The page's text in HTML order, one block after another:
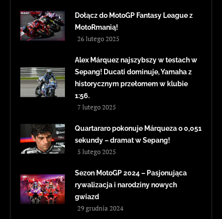
Dołącz do MotoGP Fantasy League z
MotoRmanią!
26 lutego 2025
Alex Márquez najszybszy w testach w
Sepang! Ducati dominuje, Yamaha z
historycznym przełomem w klubie
1:56.
7 lutego 2025
Quartararo pokonuje Márqueza o 0,051
sekundy – dramat w Sepang!
5 lutego 2025
Sezon MotoGP 2024 – Pasjonująca
rywalizacja i narodziny nowych
gwiazd
29 grudnia 2024